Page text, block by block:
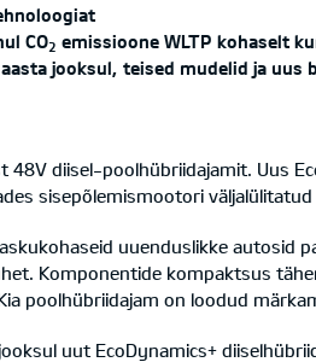
CO2 emissioone WLTP kohaselt
jooksul, teised mudelid ja uus
diisel-poolhübriidajamit. Uus
sisepõlemismootori
uuenduslikke autosid
Komponentide kompaktsus
poolhübriidajam on loodud
uut EcoDynamics+